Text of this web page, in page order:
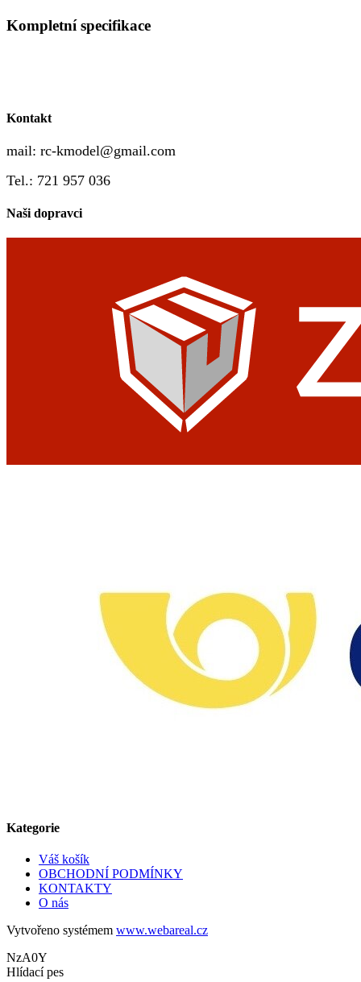
Kompletní specifikace
Kontakt
mail: rc-kmodel@gmail.com
Tel.: 721 957 036
Naši dopravci
Kategorie
Váš košík
OBCHODNÍ PODMÍNKY
KONTAKTY
O nás
Vytvořeno systémem www.webareal.cz
NzA0Y
Hlídací pes